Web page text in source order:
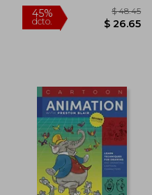
45%
dcto.
$ 48.45
$ 26.65